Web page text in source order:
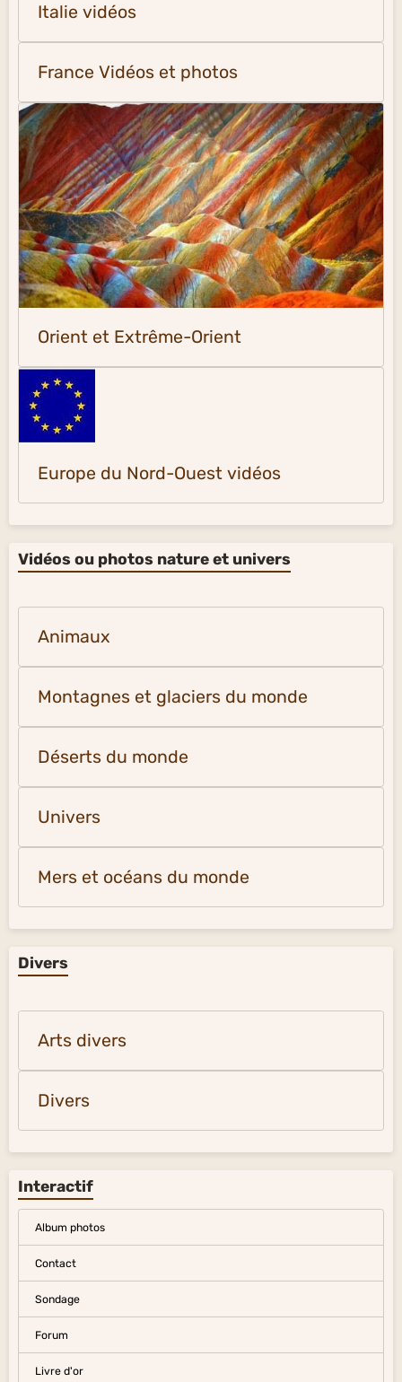
Italie vidéos
France Vidéos et photos
Orient et Extrême-Orient
Europe du Nord-Ouest vidéos
Vidéos ou photos nature et univers
Animaux
Montagnes et glaciers du monde
Déserts du monde
Univers
Mers et océans du monde
Divers
Arts divers
Divers
Interactif
Album photos
Contact
Sondage
Forum
Livre d'or